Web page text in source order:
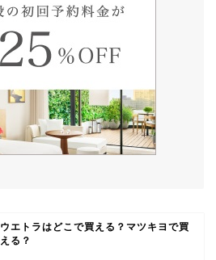
ウエトラはどこで買える？マツキヨで買
える？